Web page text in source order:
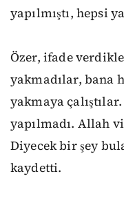
yapılmıştı, hepsi
Özer, ifade
yakmadılar, bana
yakmaya
yapılmadı. Allah
Diyecek bir şey
kaydetti.